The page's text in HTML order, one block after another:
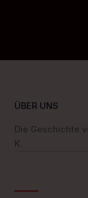
ÜBER UNS
Die Geschichte
K.